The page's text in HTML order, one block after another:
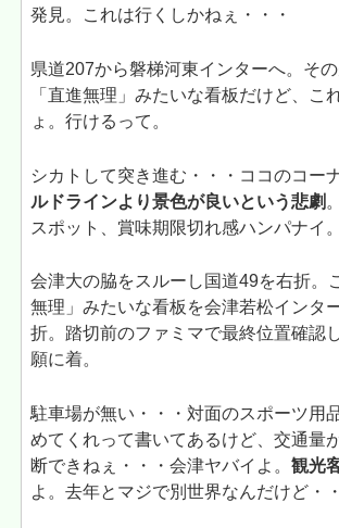
発見。これは行くしかねぇ・・・
県道207から磐梯河東インターへ。その
「直進無理」みたいな看板だけど、こ
ょ。行けるって。
シカトして突き進む・・・ココのコー
ルドラインより景色が良いという悲劇
スポット、賞味期限切れ感ハンパナイ。
会津大の脇をスルーし国道49を右折。
無理」みたいな看板を会津若松インタ
折。踏切前のファミマで最終位置確認
願に着。
駐車場が無い・・・対面のスポーツ用
めてくれって書いてあるけど、交通量
断できねぇ・・・会津ヤバイよ。観光
よ。去年とマジで別世界なんだけど・